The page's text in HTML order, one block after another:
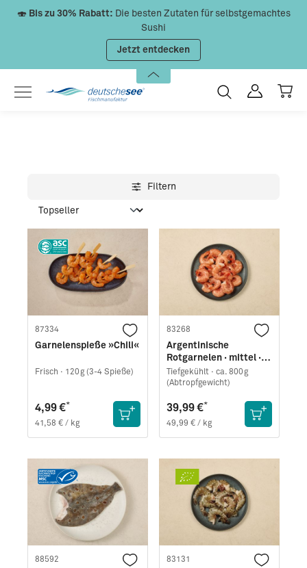
Zum Hauptinhalt springen
🍣 Bis zu 30% Rabatt: Die besten Zutaten für selbstgemachtes
Sushi
Jetzt entdecken
Filtern
87334
Garnelenspieße »Chili«
Frisch · 120g (3-4 Spieße)
4,99 €*
41,58 € / kg
83268
Argentinische
Rotgarnelen · mittel ·
easy peel
Tiefgekühlt · ca. 800g
(Abtropfgewicht)
39,99 €*
49,99 € / kg
88592 83131